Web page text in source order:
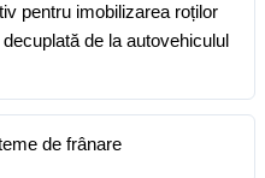
pentru imobilizarea roților
de la autovehiculul
de frânare